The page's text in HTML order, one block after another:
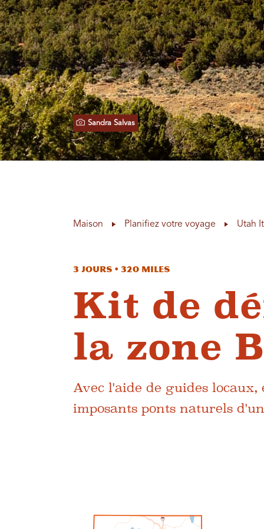
Sandra Salvas
Maison Planifiez votre voyage Utah
3 jours • 320 miles
Kit de
la zone
Avec l'aide de guides locaux,
imposants ponts naturels
15